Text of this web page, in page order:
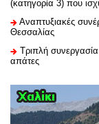
(κατηγορία 3) που
Αναπτυξιακές
Θεσσαλίας
Τριπλή
απάτες